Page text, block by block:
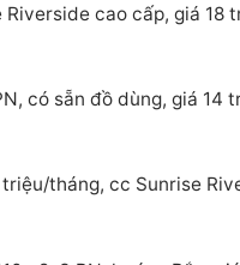
cao cấp, giá 18
có sẵn đồ dùng, giá 14
tháng, cc Sunrise